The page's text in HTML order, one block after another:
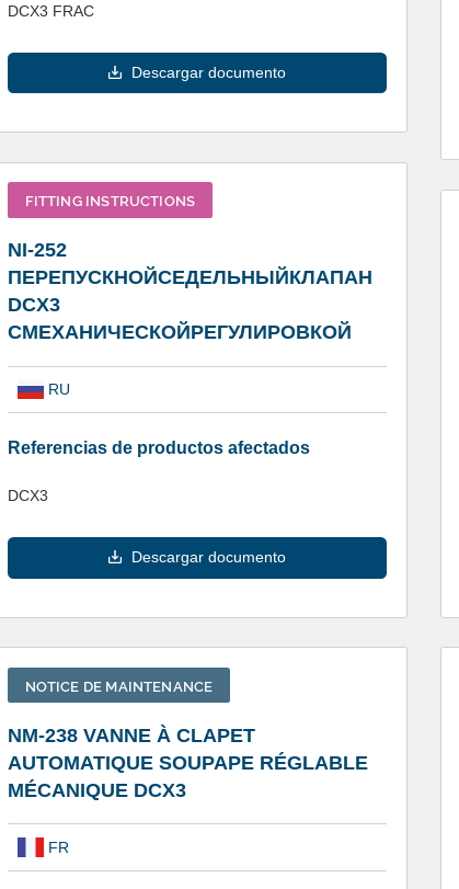
DCX3 FRAC
Descargar documento
FITTING INSTRUCTIONS
NI-252
ПЕРЕПУСКНОЙСЕДЕЛЬНЫЙКЛАПАН
DCX3
СМЕХАНИЧЕСКОЙРЕГУЛИРОВКОЙ
RU
Referencias de productos afectados
DCX3
Descargar documento
NOTICE DE MAINTENANCE
NM-238 VANNE À CLAPET
AUTOMATIQUE SOUPAPE RÉGLABLE
MÉCANIQUE DCX3
FR